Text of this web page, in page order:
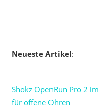
Neueste Artikel:
Shokz OpenRun Pro 2
für offene Ohren